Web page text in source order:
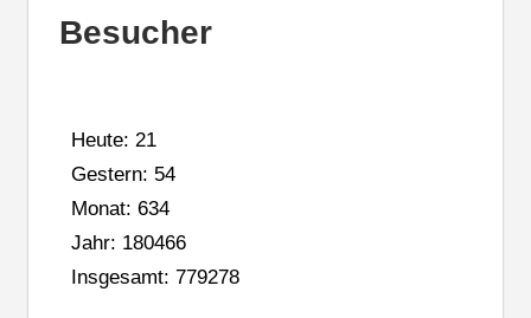
Besucher
Heute: 21
Gestern: 54
Monat: 634
Jahr: 180466
Insgesamt: 779278